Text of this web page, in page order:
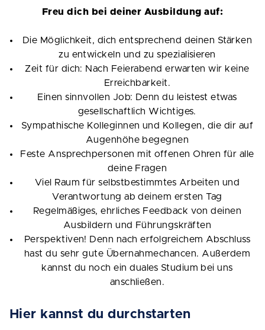
Freu dich bei deiner Ausbildung auf:
Die Möglichkeit, dich entsprechend deinen Stärken
zu entwickeln und zu spezialisieren
Zeit für dich: Nach Feierabend erwarten wir keine
Erreichbarkeit.
Einen sinnvollen Job: Denn du leistest etwas
gesellschaftlich Wichtiges.
Sympathische Kolleginnen und Kollegen, die dir auf
Augenhöhe begegnen
Feste Ansprechpersonen mit offenen Ohren für alle
deine Fragen
Viel Raum für selbstbestimmtes Arbeiten und
Verantwortung ab deinem ersten Tag
Regelmäßiges, ehrliches Feedback von deinen
Ausbildern und Führungskräften
Perspektiven! Denn nach erfolgreichem Abschluss
hast du sehr gute Übernahmechancen. Außerdem
kannst du noch ein duales Studium bei uns
anschließen.
Hier kannst du durchstarten